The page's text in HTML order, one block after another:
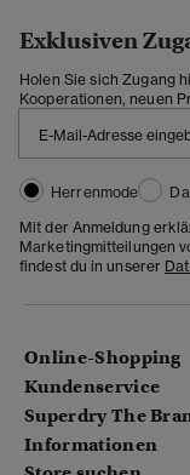
Exklusiven
Holen Sie sich Zugang
Kooperationen, neuen
Herrenmode
Mit der Anmeldung
Marketingmitteilungen
findest du in unserer
Online-Shopping
Kundenservice
Superdry The
Informationen